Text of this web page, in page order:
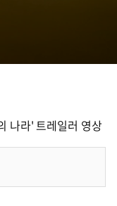
나라' 트레일러 영상